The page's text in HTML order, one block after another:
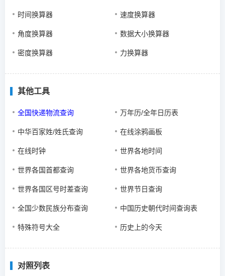
时间换算器 速度换算器
角度换算器 数据大小换算器
密度换算器 力换算器
其他工具
全国快递物流查询 万年历/全年日历表
中华百家姓/姓氏查询 在线涂鸦画板
在线时钟 世界各地时间
世界各国首都查询 世界各地货币查询
世界各国区号时差查询 世界节日查询
全国少数民族分布查询 中国历史朝代时间查询表
特殊符号大全 历史上的今天
对照列表